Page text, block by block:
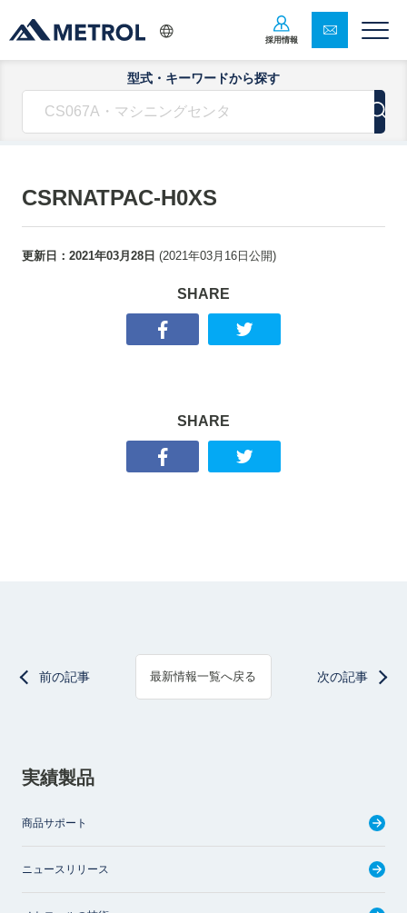
採用情報
型式・キーワードから探す
CSRNATPAC-H0XS
更新日： 2021年03月28日 (2021年03月16日 公開)
SHARE
SHARE
前の記事 最新情報一覧へ戻る 次の記事
実績製品
商品サポート
ニュースリリース